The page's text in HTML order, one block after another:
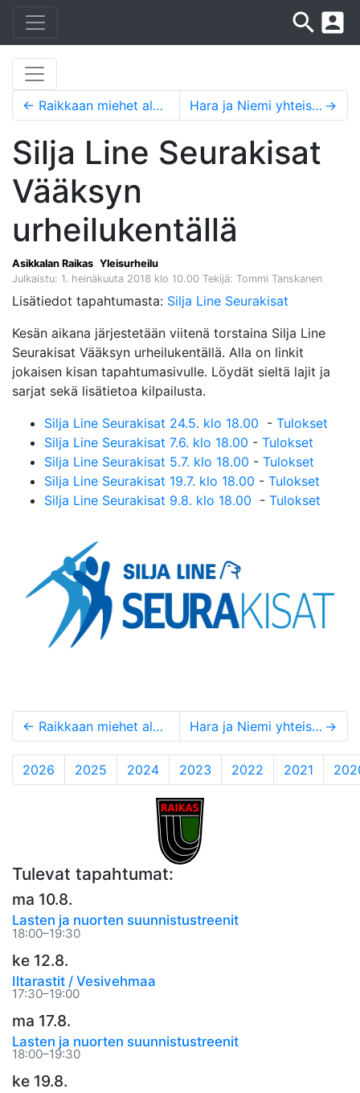
search account_box
← Raikkaan miehet alueen parhaita Jukolassa Hara ja Niemi yhteislähtökilpailun nopeimmat →
Silja Line Seurakisat
Vääksyn
urheilukentällä
Asikkalan Raikas Yleisurheilu
Julkaistu: 1. heinäkuuta 2018 klo 10.00 Tekijä: Tommi Tanskanen
Lisätiedot tapahtumasta: Silja Line Seurakisat
Kesän aikana järjestetään viitenä torstaina Silja Line
Seurakisat Vääksyn urheilukentällä. Alla on linkit
jokaisen kisan tapahtumasivulle. Löydät sieltä lajit ja
sarjat sekä lisätietoa kilpailusta.
Silja Line Seurakisat 24.5. klo 18.00 - Tulokset
Silja Line Seurakisat 7.6. klo 18.00 - Tulokset
Silja Line Seurakisat 5.7. klo 18.00 - Tulokset
Silja Line Seurakisat 19.7. klo 18.00 - Tulokset
Silja Line Seurakisat 9.8. klo 18.00 - Tulokset
← Raikkaan miehet alueen parhaita Jukolassa Hara ja Niemi yhteislähtökilpailun nopeimmat →
2026 2025 2024 2023 2022 2021
Tulevat tapahtumat:
ma 10.8.
Lasten ja nuorten suunnistustreenit
18:00–19:30
ke 12.8.
Iltarastit / Vesivehmaa
17:30–19:00
ma 17.8.
Lasten ja nuorten suunnistustreenit
18:00–19:30
ke 19.8.